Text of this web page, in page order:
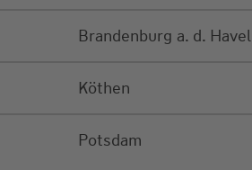
Brandenburg a. d. Havel
Köthen
Potsdam